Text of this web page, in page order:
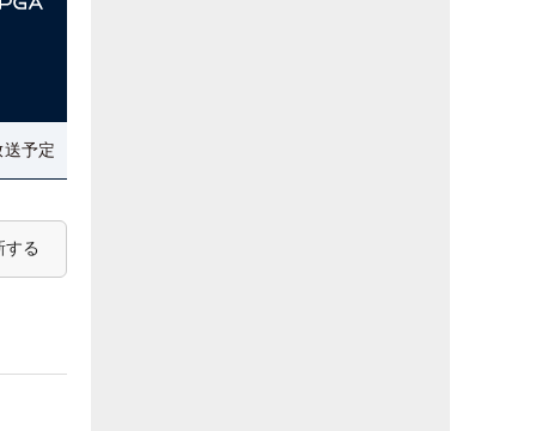
予定
する